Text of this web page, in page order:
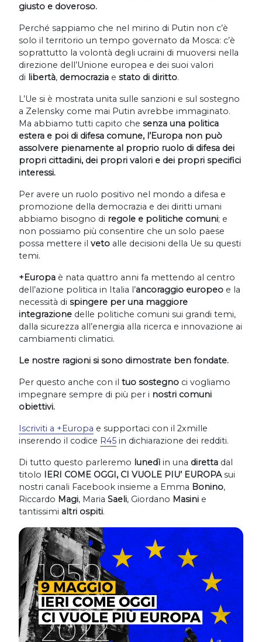
giusto e doveroso.
Perché sappiamo che nel mirino di Putin non c’è
solo il territorio un tempo governato da Mosca: c’è
soprattutto la volontà degli ucraini di muoversi nella
direzione dell’Unione europea e dei suoi valori
di libertà, democrazia e stato di diritto.
L’Ue si è mostrata unita sulle sanzioni e sul sostegno
a Zelensky come mai Putin avrebbe immaginato.
Ma abbiamo tutti capito che senza una politica
estera e poi di difesa comune, l’Europa non può
assolvere pienamente al proprio ruolo di difesa dei
propri cittadini, dei propri valori e dei propri specifici
interessi.
Per avere un ruolo positivo nel mondo a difesa e
promozione della democrazia e dei diritti umani
abbiamo bisogno di regole e politiche comuni; e
non possiamo più consentire che un solo paese
possa mettere il veto alle decisioni della Ue su questi
temi.
+Europa è nata quattro anni fa mettendo al centro
dell’azione politica in Italia l’ancoraggio europeo e la
necessità di spingere per una maggiore
integrazione delle politiche comuni sui grandi temi,
dalla sicurezza all’energia alla ricerca e innovazione ai
cambiamenti climatici.
Le nostre ragioni si sono dimostrate ben fondate.
Per questo anche con il tuo sostegno ci vogliamo
impegnare sempre di più per i nostri comuni
obiettivi.
Iscriviti a +Europa e supportaci con il 2xmille
inserendo il codice R45 in dichiarazione dei redditi.
Di tutto questo parleremo lunedì in una diretta dal
titolo IERI COME OGGI, CI VUOLE PIU’ EUROPAsui
nostri canali Facebook insieme a Emma Bonino,
Riccardo Magi, Maria Saeli, Giordano Masini e
tantissimi altri ospiti.